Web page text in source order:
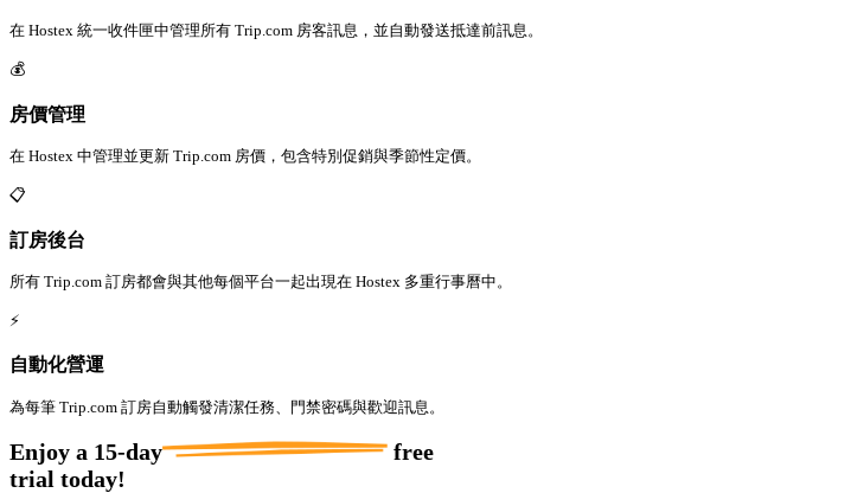
在 Hostex 統一收件匣中管理所有 Trip.com 房客訊息，並自動發送抵達前訊息。
💰
房價管理
在 Hostex 中管理並更新 Trip.com 房價，包含特別促銷與季節性定價。
📋
訂房後台
所有 Trip.com 訂房都會與其他每個平台一起出現在 Hostex 多重行事曆中。
⚡
自動化營運
為每筆 Trip.com 訂房自動觸發清潔任務、門禁密碼與歡迎訊息。
Enjoy a 15-day
free
trial today!